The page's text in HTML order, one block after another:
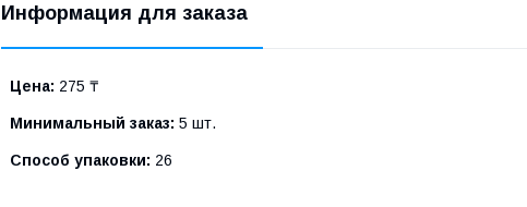
Информация для заказа
Цена: 275 ₸
Минимальный заказ: 5 шт.
Способ упаковки: 26